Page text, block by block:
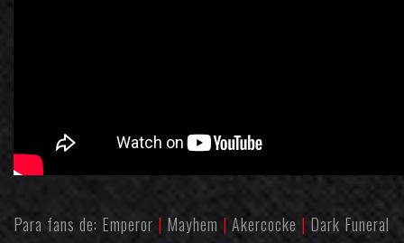
Para fans de: Emperor | Mayhem | Akercocke | Dark Funeral